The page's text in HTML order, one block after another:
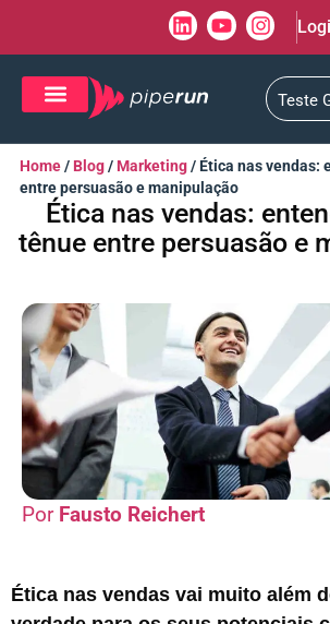
Teste
Home/ Blog/ Marketing/Ética nas vendas:
entre persuasão e manipulação
Ética nas vendas:
tênue entre persuasão e
Fausto Reichert
Ética nas vendas vai muito além